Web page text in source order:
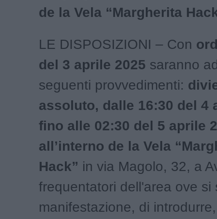
de la Vela “Margherita
LE DISPOSIZIONI – Con
del 3 aprile 2025 saranno
seguenti provvedimenti:
assoluto, dalle 16:30 del 4
fino alle 02:30 del 5 aprile
all’interno de la Vela
Hack” in via Magolo, 32, a
frequentatori dell'area ove si
manifestazione, di